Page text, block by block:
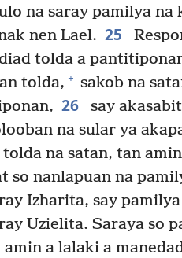
na saray pamilya
nen Lael. 25
tolda a
tolda, + sakob na
26 say
na sular ya
na satan, tan
so nanlapuan na
Izharita, say
Uzielita. Saraya so
a lalaki a